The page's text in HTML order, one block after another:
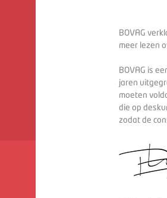
BOVAG
meer lezen
BOVAG is
jaren
moeten
die op
zodat de